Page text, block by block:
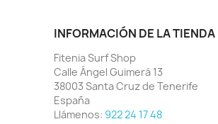
INFORMACIÓN DE LA TIENDA
Fitenia Surf Shop
Calle Ángel Guimerá 13
38003 Santa Cruz de Tenerife
España
Llámenos: 922 24 17 48